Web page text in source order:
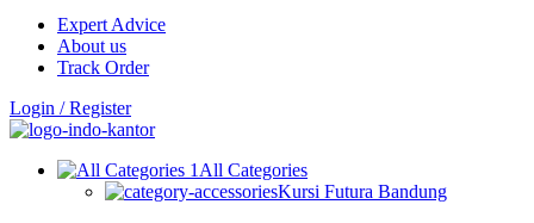
Expert Advice
About us
Track Order
Login / Register
All Categories
Kursi Futura Bandung